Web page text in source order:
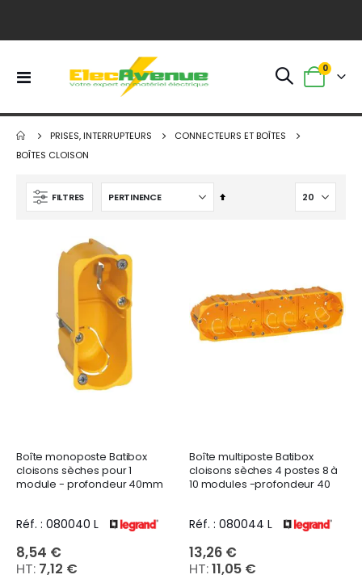
Basculer
Panier
0
PRISES, INTERRUPTEURS
CONNECTEURS ET BOÎTES
BOÎTES CLOISON
FILTRES
Par
Boîte monoposte Batibox
cloisons sèches pour 1
module - profondeur 40mm
Réf. : 080040 L
8,54 €
7,12 €
Boîte multiposte Batibox
cloisons sèches 4 postes 8 à
10 modules -profondeur 40
Réf. : 080044 L
13,26 €
11,05 €